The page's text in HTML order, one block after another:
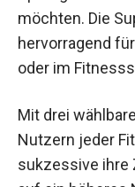
ihre vertikale
verbessern
sich auch
zu Hause oder
Mit drei
Nutzern jeder
sukzessive ihre